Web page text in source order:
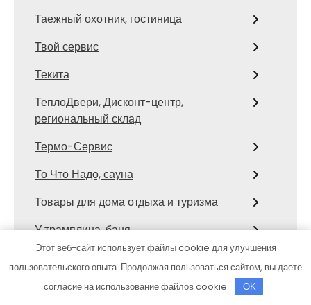
Таежный охотник, гостиница
Твой сервис
Текита
ТеплоДвери, Дисконт-центр,
региональный склад
Термо-Сервис
То Что Надо, сауна
Товары для дома отдыха и туризма
У трамплина, баня
Усадьба
Этот веб-сайт использует файлы cookie для улучшения
пользовательского опыта. Продолжая пользоваться сайтом, вы даете
согласие на использование файлов cookie.
OK